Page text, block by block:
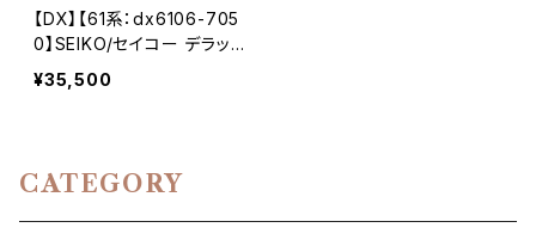
【DX】【61系：dx6106-705
0】SEIKO/セイコー デラッ
クス 25石 Cal.6106A キャ
リバー 機械式 自動巻き腕
クウォッチ 中三針 純正ベル
ト メンズウォッチ【dx6106-
7050-1】
¥35,500
CATEGORY